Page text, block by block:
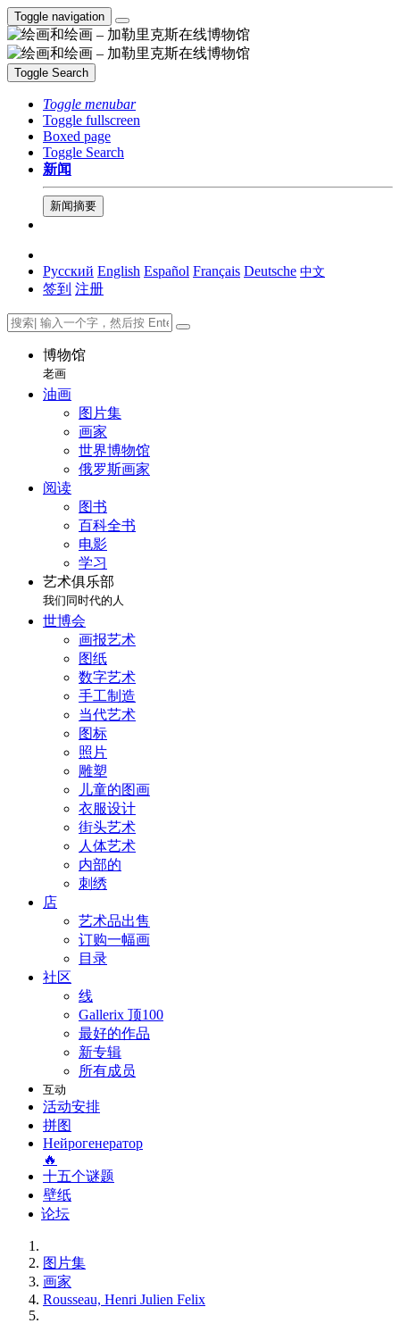
Toggle navigation
Toggle Search
Toggle menubar
Toggle fullscreen
Boxed page
Toggle Search
新闻
新闻摘要
Русский English Español Français Deutsche 中文
签到 注册
博物馆
老画
油画
图片集
画家
世界博物馆
俄罗斯画家
阅读
图书
百科全书
电影
学习
艺术俱乐部
我们同时代的人
世博会
画报艺术
图纸
数字艺术
手工制造
当代艺术
图标
照片
雕塑
儿童的图画
衣服设计
街头艺术
人体艺术
内部的
刺绣
店
艺术品出售
订购一幅画
目录
社区
线
Gallerix 顶100
最好的作品
新专辑
所有成员
互动
活动安排
拼图
Нейрогенератор
🔥
十五个谜题
壁纸
论坛
图片集
画家
Rousseau, Henri Julien Felix